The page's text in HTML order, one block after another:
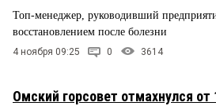
Топ-менеджер, руководивший
восстановлением после болезни
4 ноября 09:25 0 3614
Омский горсовет отмахнулся